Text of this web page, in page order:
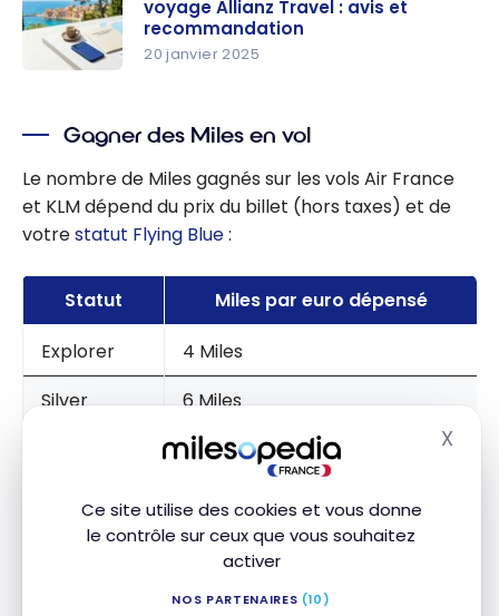
Ce site utilise des cookies et vous donne
le contrôle sur ceux que vous souhaitez
activer
NOS PARTENAIRES (10)
X
sur les
cartes pro
de la jeune
sur
l’assurance
voyage
Allianz
avis et
recomman
voyage Allianz Travel : avis et
recommandation
20 janvier 2025
Gagner des Miles en vol
Le nombre de Miles gagnés sur les vols Air France
et KLM dépend du prix du billet (hors taxes) et de
votrestatut Flying Blue:
Statut
Miles par euro dépensé
Explorer
4 Miles
Silver
6 Miles
7 Miles
8 Miles
Ultimate
9 Miles